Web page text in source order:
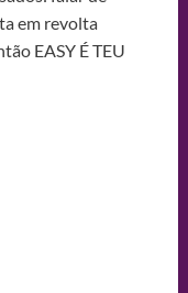
em revolta
EASY É TEU